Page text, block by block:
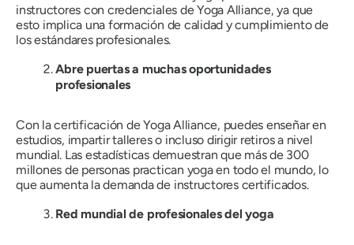
instructores con credenciales de Yoga Alliance, ya que
esto implica una formación de calidad y cumplimiento de
los estándares profesionales.
Abre puertas a muchas oportunidades
profesionales
Con la certificación de Yoga Alliance, puedes enseñar en
estudios, impartir talleres o incluso dirigir retiros a nivel
mundial. Las estadísticas demuestran que más de 300
millones de personas practican yoga en todo el mundo, lo
que aumenta la demanda de instructores certificados.
Red mundial de profesionales del yoga